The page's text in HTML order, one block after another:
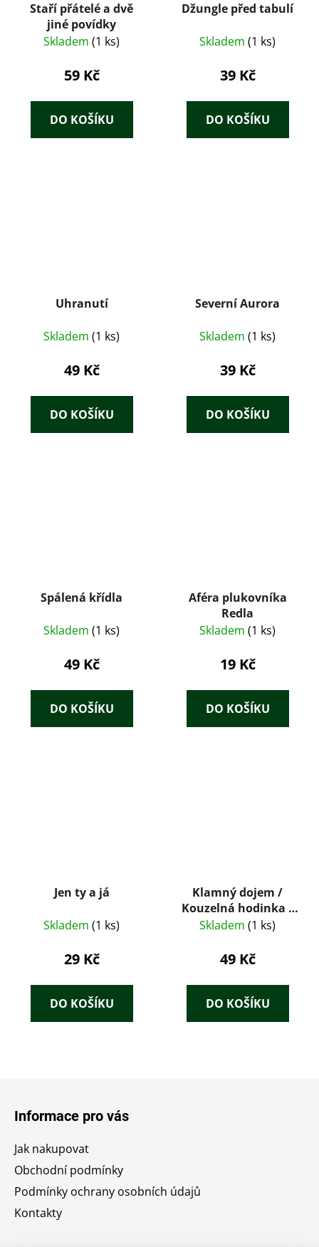
Staří přátelé a dvě
jiné povídky
Skladem (1 ks)
59 Kč
DO KOŠÍKU
Džungle před tabulí
Skladem (1 ks)
39 Kč
DO KOŠÍKU
Uhranutí
Skladem (1 ks)
49 Kč
DO KOŠÍKU
Severní Aurora
Skladem (1 ks)
39 Kč
DO KOŠÍKU
Spálená křídla
Skladem (1 ks)
49 Kč
DO KOŠÍKU
Aféra plukovníka
Redla
Skladem (1 ks)
19 Kč
DO KOŠÍKU
Jen ty a já
Skladem (1 ks)
29 Kč
DO KOŠÍKU
Klamný dojem /
Kouzelná hodinka /
Advokát / Největší
Skladem (1 ks)
49 Kč
DO KOŠÍKU
Informace pro vás
Jak nakupovat
Obchodní podmínky
Podmínky ochrany osobních údajů
Kontakty